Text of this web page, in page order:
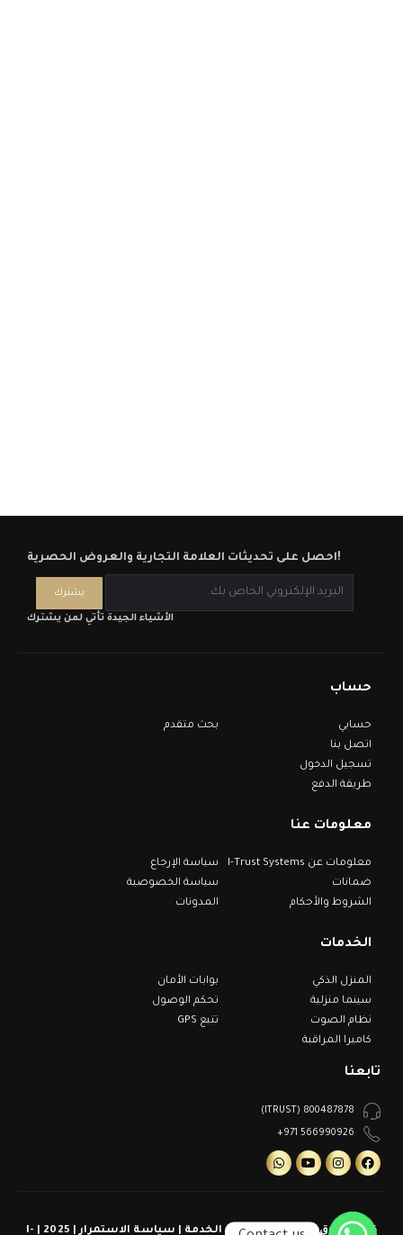
احصل على تحديثات العلامة التجارية والعروض الحصرية!
الأشياء الجيدة تأتي لمن يشترك
حساب
حسابي
اتصل بنا
تسجيل الدخول
طريقة الدفع
بحث متقدم
معلومات عنا
معلومات عن I-Trust Systems
ضمانات
الشروط والأحكام
سياسة الإرجاع
سياسة الخصوصية
المدونات
الخدمات
المنزل الذكي
سينما منزلية
نظام الصوت
كاميرا المراقبة
بوابات الأمان
تحكم الوصول
تتبع GPS
تابعنا
800487878 (ITRUST)
566990926 971+
كل الحقوق محفوظة | شروط الخدمة | سياسة الاستمرار | 2025 | I-